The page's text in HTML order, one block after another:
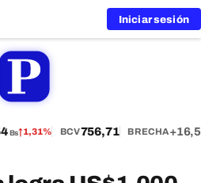
Iniciar sesión
Bs↑1,31% BCV756,71 BRECHA